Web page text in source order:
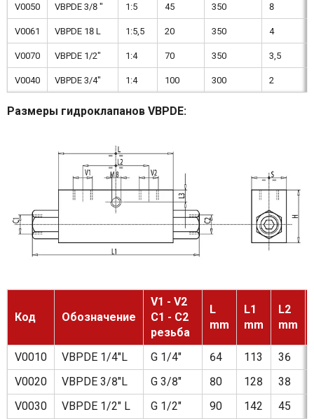
V0050 VBPDE 3/8 " 1:5 45 350 8
V0061 VBPDE 18 L 1:5,5 20 350 4
V0070 VBPDE 1/2" 1:4 70 350 3,5
V0040 VBPDE 3/4" 1:4 100 300 2
Размеры гидроклапанов VBPDE:
Код Обозначение
V1 - V2
C1 - C2
резьба
L
mm
L1
mm
L2
mm
V0010 VBPDE 1/4"L G 1/4" 64 113 36
V0020
VBPDE 3/8"L G 3/8" 80 128 38
V0030
VBPDE 1/2" L G 1/2" 90 142 45